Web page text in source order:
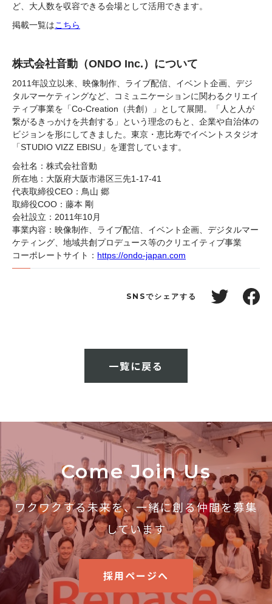
ど、大人数を収容できる会場として活用できます。
掲載一覧はこちら
株式会社音動（ONDO Inc.）について
2011年設立以来、映像制作、ライブ配信、イベント企画、デジ
タルマーケティングなど、コミュニケーションに関わるクリエイ
ティブ事業を「Co-Creation（共創）」として展開。「人と人が
繋がるきっかけを共創する」という理念のもと、企業や自治体の
ビジョンを形にしてきました。東京・恵比寿でイベントスタジオ
「STUDIO VIZZ EBISU」を運営しています。
会社名：株式会社音動
所在地：大阪府大阪市港区三先1-17-41
代表取締役CEO：鳥山 郷
取締役COO：藤本 剛
会社設立：2011年10月
事業内容：映像制作、ライブ配信、イベント企画、デジタルマー
ケティング、地域共創プロデュース等のクリエイティブ事業
コーポレートサイト： https://ondo-japan.com
SNSでシェアする
一覧に戻る
Come Join Us
ワクワクする未来を、一緒に創る仲間を募集
しています
採用ページへ